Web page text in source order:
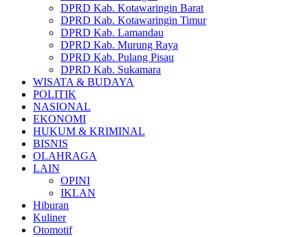
DPRD Kab. Kotawaringin Barat
DPRD Kab. Kotawaringin Timur
DPRD Kab. Lamandau
DPRD Kab. Murung Raya
DPRD Kab. Pulang Pisau
DPRD Kab. Sukamara
WISATA & BUDAYA
POLITIK
NASIONAL
EKONOMI
HUKUM & KRIMINAL
BISNIS
OLAHRAGA
LAIN
OPINI
IKLAN
Hiburan
Kuliner
Otomotif